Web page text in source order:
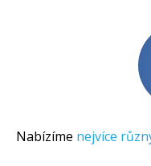
Nabízíme nejvíce